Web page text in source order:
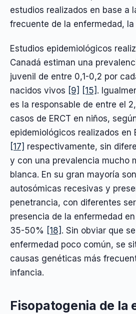
estudios realizados en base a
frecuente de la enfermedad, la
Estudios epidemiológicos
Canadá estiman una
juvenil de entre 0,1-0,2 por
nacidos vivos [9] [15] .
es la responsable de entre el
casos de ERCT en niños,
epidemiológicos realizados en
[17] respectivamente, sin
y con una prevalencia mucho
blanca. En su gran mayoría
autosómicas recesivas y
penetrancia, con diferentes
presencia de la enfermedad
35-50% [18] . Sin obviar que
enfermedad poco común, se
causas genéticas más
infancia.
Fisopatogenia de la